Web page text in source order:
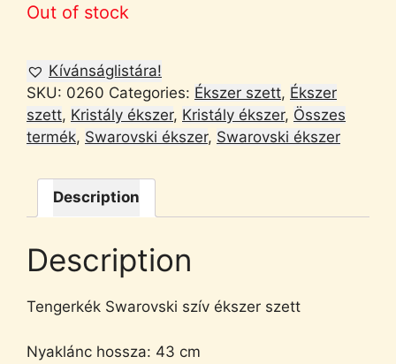
Out of stock
Kívánságlistára!
SKU: 0260 Categories: Ékszer szett, Ékszer
szett, Kristály ékszer, Kristály ékszer, Összes
termék, Swarovski ékszer, Swarovski ékszer
Description
Description
Tengerkék Swarovski szív ékszer szett
Nyaklánc hossza: 43 cm